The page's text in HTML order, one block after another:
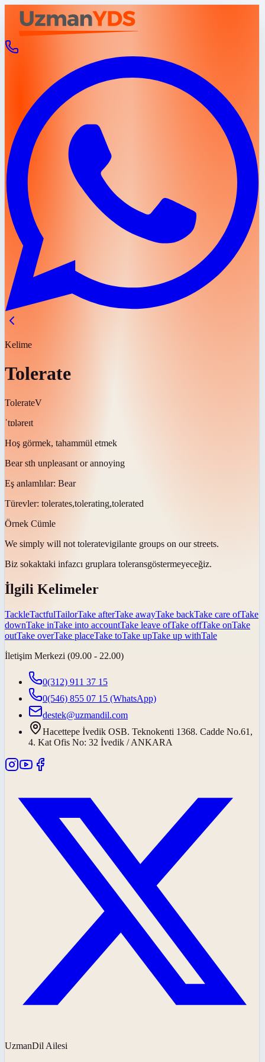
Kelime
Tolerate
TolerateV
ˈtɒləreɪt
Hoş görmek, tahammül etmek
Bear sth unpleasant or annoying
Eş anlamlılar: Bear
Türevler: tolerates,tolerating,tolerated
Örnek Cümle
We simply will not toleratevigilante groups on our streets.
Biz sokaktaki infazcı gruplara toleransgöstermeyeceğiz.
İlgili Kelimeler
TackleTactfulTailorTake afterTake awayTake backTake care ofTake
downTake inTake into accountTake leave ofTake offTake onTake
outTake overTake placeTake toTake upTake up withTale
İletişim Merkezi (09.00 - 22.00)
0(312) 911 37 15
0(546) 855 07 15 (WhatsApp)
destek@uzmandil.com
Hacettepe İvedik OSB. Teknokenti 1368. Cadde No.61,
4. Kat Ofis No: 32 İvedik / ANKARA
UzmanDil Ailesi